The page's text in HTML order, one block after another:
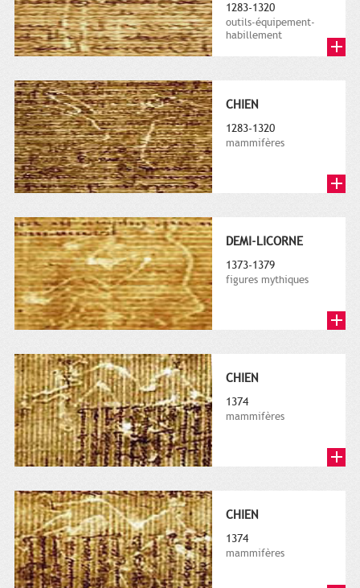
1283-1320
outils-équipement-
habillement
CHIEN
1283-1320
mammifères
DEMI-LICORNE
1373-1379
figures mythiques
CHIEN
1374
mammifères
CHIEN
1374
mammifères